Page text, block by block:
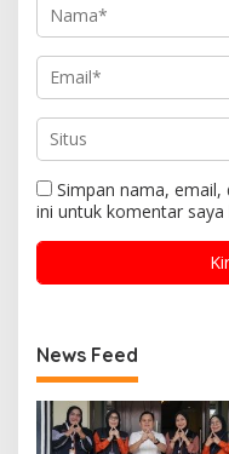
Simpan nama, email,
ini untuk komentar saya
News Feed